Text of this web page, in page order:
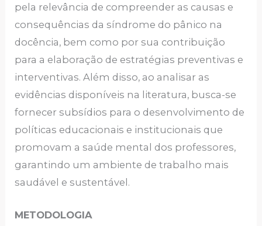
pela relevância de compreender as causas e
consequências da síndrome do pânico na
docência, bem como por sua contribuição
para a elaboração de estratégias preventivas e
interventivas. Além disso, ao analisar as
evidências disponíveis na literatura, busca-se
fornecer subsídios para o desenvolvimento de
políticas educacionais e institucionais que
promovam a saúde mental dos professores,
garantindo um ambiente de trabalho mais
saudável e sustentável.
METODOLOGIA